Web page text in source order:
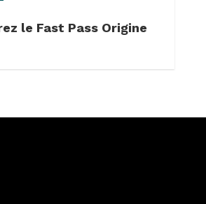
le Fast Pass Origine